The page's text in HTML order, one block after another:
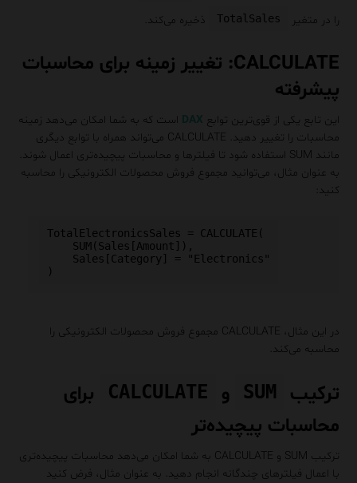
را در متغیر
TotalSales ذخیره می‌کند.
CALCULATE: تغییر زمینه برای محاسبات
پیشرفته
این تابع یکی از قوی‌ترین توابع DAX است که به شما امکان می‌دهد زمینه
محاسبات را تغییر دهید. CALCULATE می‌تواند همراه با توابع دیگری
مانند SUM استفاده شود تا فیلترها و محاسبات پیچیده‌تری اعمال شوند.
به عنوان مثال، می‌توانید مجموع فروش محصولات الکترونیکی را محاسبه
کنید:
TotalElectronicsSales = CALCULATE(
در این مثال، CALCULATE مجموع فروش محصولات الکترونیکی را
محاسبه می‌کند.
ترکیب SUM و CALCULATE
برای
محاسبات پیچیده‌تر
ترکیب SUM و CALCULATE به شما امکان می‌دهد محاسبات پیچیده‌تری
با اعمال فیلترهای چندگانه انجام دهید. به عنوان مثال، فرض کنید